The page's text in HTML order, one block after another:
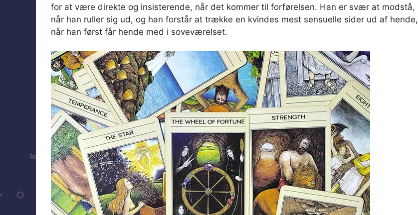
for at være direkte og insisterende, når det kommer til forførelsen. Han er svær at modstå,
når han ruller sig ud, og han forstår at trække en kvindes mest sensuelle sider ud af hende,
når han først får hende med i soveværelset.